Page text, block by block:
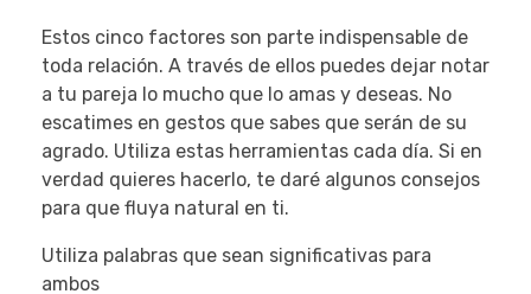
Estos cinco factores son parte indispensable de
toda relación. A través de ellos puedes dejar notar
a tu pareja lo mucho que lo amas y deseas. No
escatimes en gestos que sabes que serán de su
agrado. Utiliza estas herramientas cada día. Si en
verdad quieres hacerlo, te daré algunos consejos
para que fluya natural en ti.
Utiliza palabras que sean significativas para
ambos